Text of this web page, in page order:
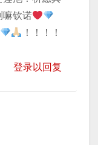
嘛钦诺
！！！！
登录以回复